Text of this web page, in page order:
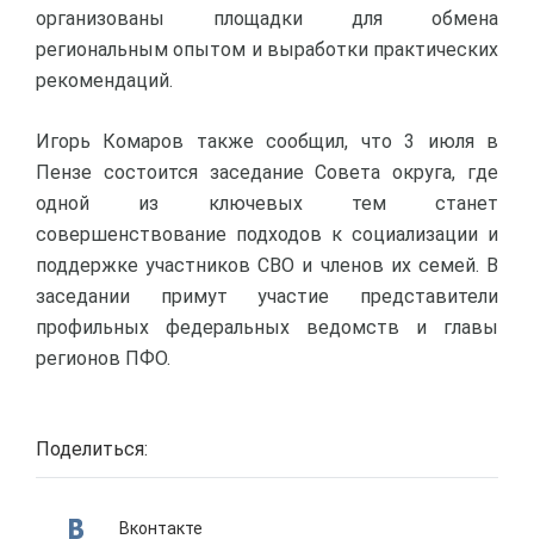
организованы площадки для обмена
региональным опытом и выработки практических
рекомендаций.
Игорь Комаров также сообщил, что 3 июля в
Пензе состоится заседание Совета округа, где
одной из ключевых тем станет
совершенствование подходов к социализации и
поддержке участников СВО и членов их семей. В
заседании примут участие представители
профильных федеральных ведомств и главы
регионов ПФО.
Поделиться:
Вконтакте